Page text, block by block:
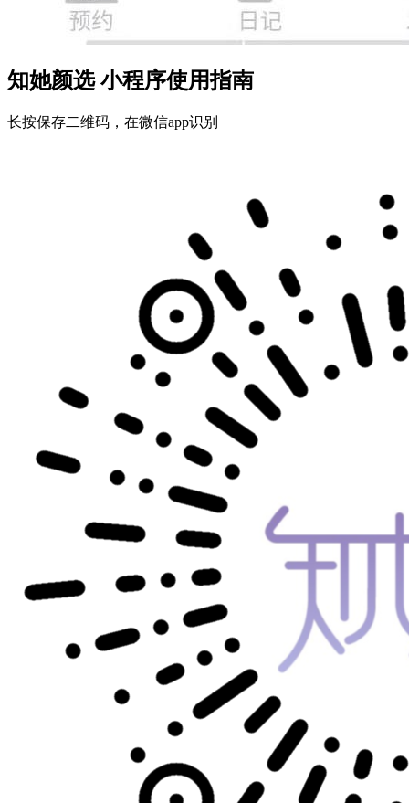
知她颜选 小程序使用指南
长按保存二维码，在微信app识别